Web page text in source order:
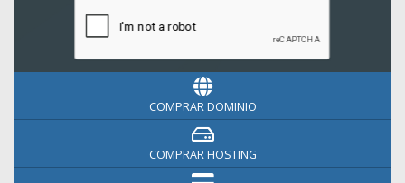
COMPRAR DOMINIO
COMPRAR HOSTING